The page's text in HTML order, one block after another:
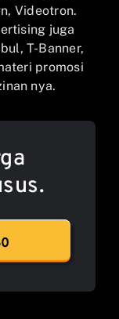
Videotron.
juga
T-Banner,
promosi
nya.